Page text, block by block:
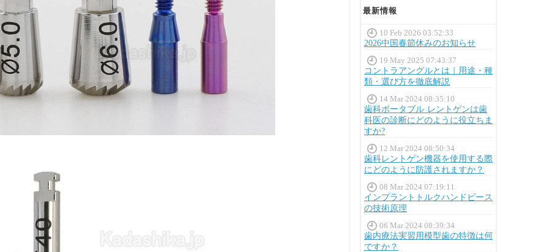
最新情報
10 Feb 2026 03:52:33
2026中国春節休みのお知らせ
19 May 2025 07:43:37
コントラアングルとは｜用途・種
類・選び方を徹底解説
14 Mar 2024 08:35:10
歯科ポータブル レントゲンは歯
科医の診断にどのように役立ちま
すか?
12 Mar 2024 08:50:34
歯科レントゲン機器を使用する際
にどのように防護されますか？
08 Mar 2024 07:19:11
インプラントトルクハンドピース
の技術原理
06 Mar 2024 08:39:34
歯内療法実習用模型歯の特徴は何
ですか？